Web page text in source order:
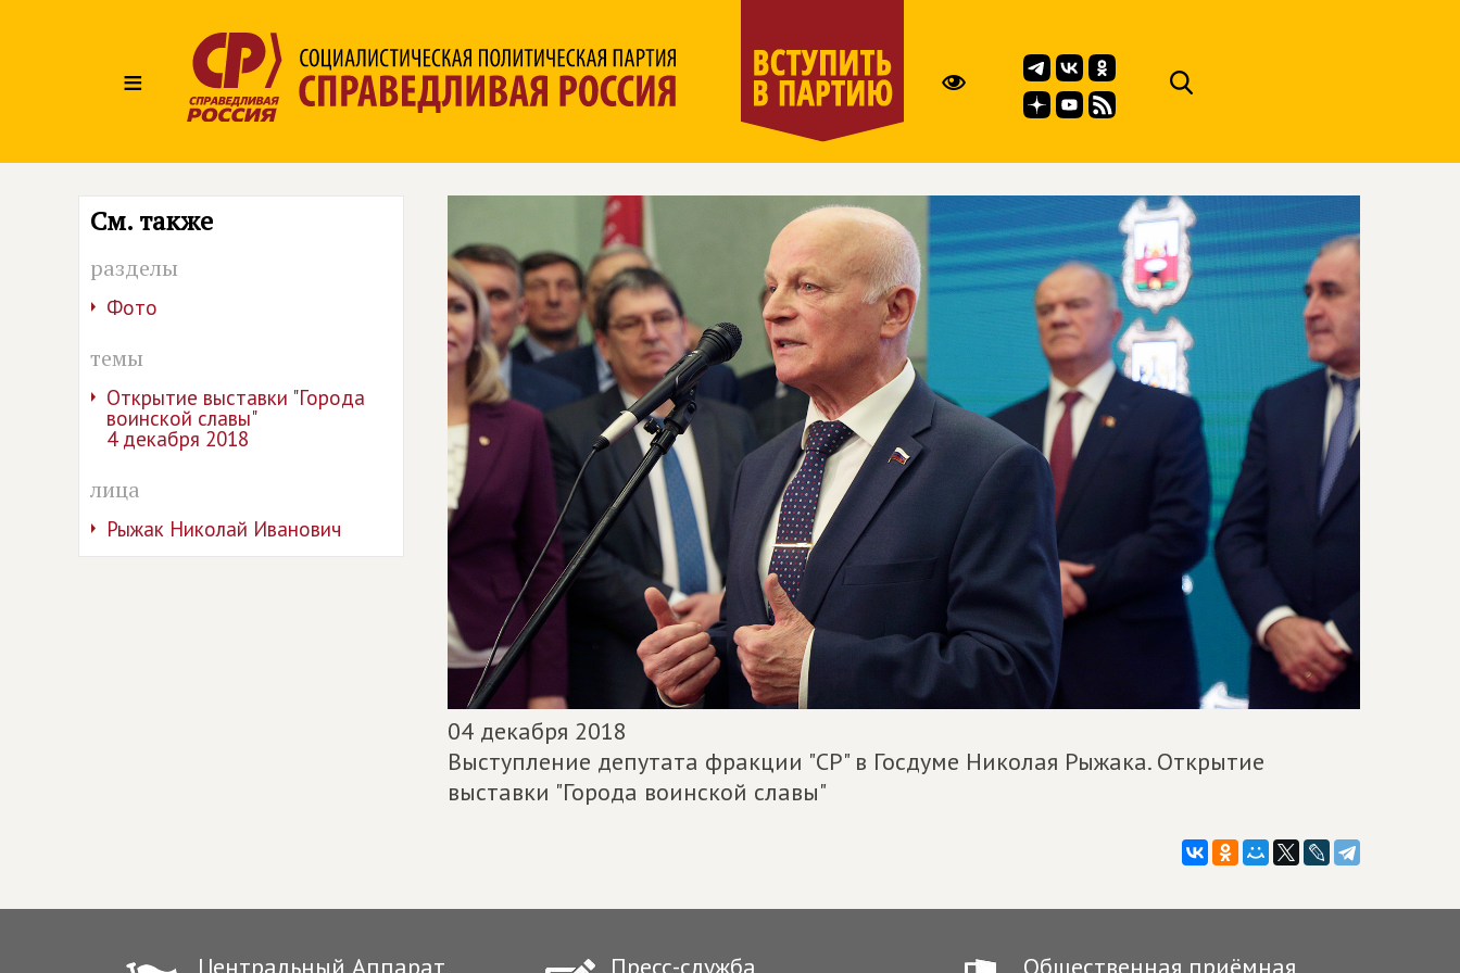
≡
См. также
разделы
Фото
темы
Открытие выставки "Города
воинской славы"
4 декабря 2018
лица
Рыжак Николай Иванович
04 декабря 2018
Выступление депутата фракции "СР" в Госдуме Николая Рыжака. Открытие
выставки "Города воинской славы"
Центральный Аппарат Пресс-служба Общественная приёмная